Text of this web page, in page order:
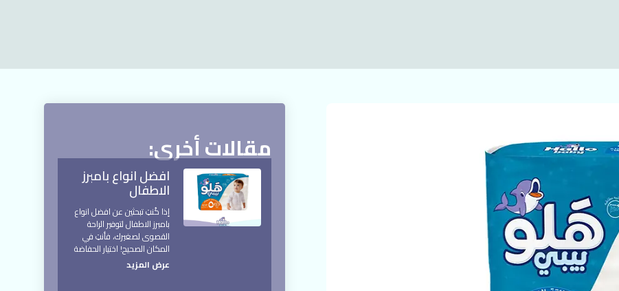
مقالات أخرى:
افضل انواع بامبرز
الاطفال
إذا كُنتِ تبحثين عن افضل انواع
بامبرز الاطفال لتوفير الراحة
القصوى لصغيرك، فأنتِ في
المكان الصحيح! اختيار الحفاضة
عرض المزيد